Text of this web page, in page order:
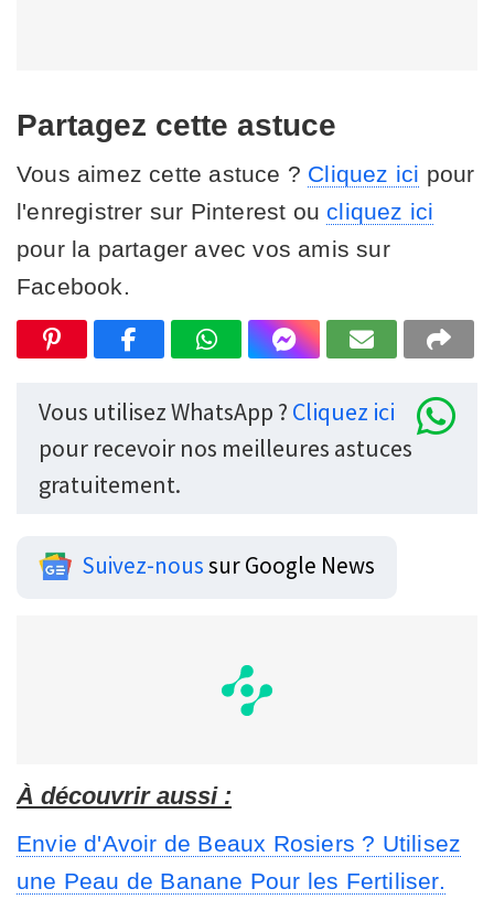
Partagez cette astuce
Vous aimez cette astuce ? Cliquez ici pour
l'enregistrer sur Pinterest ou cliquez ici
pour la partager avec vos amis sur
Facebook.
Vous utilisez WhatsApp ? Cliquez ici
pour recevoir nos meilleures astuces
gratuitement.
Suivez-noussur Google News
À découvrir aussi :
Envie d'Avoir de Beaux Rosiers ? Utilisez
une Peau de Banane Pour les Fertiliser.